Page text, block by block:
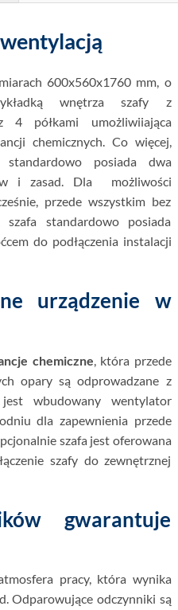
600x560x1760 mm, o
wnętrza szafy z
4 półkami umożliwiiająca
chemicznych. Co więcej,
posiada dwa
i zasad. Dla możliwości
przede wszystkim bez
standardowo posiada
do podłączenia instalacji
urządzenie w
chemiczne, która przede
opary są odprowadzane z
wbudowany wentylator
dla zapewnienia przede
szafa jest oferowana
szafy do zewnętrznej
gwarantuje
pracy, która wynika
Odparowujące odczynniki są